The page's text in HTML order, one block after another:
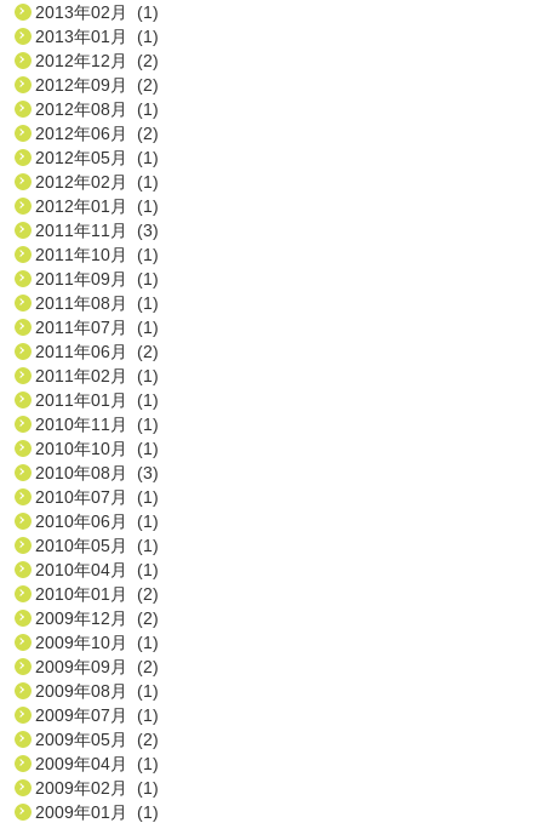
2013年02月 (1)
2013年01月 (1)
2012年12月 (2)
2012年09月 (2)
2012年08月 (1)
2012年06月 (2)
2012年05月 (1)
2012年02月 (1)
2012年01月 (1)
2011年11月 (3)
2011年10月 (1)
2011年09月 (1)
2011年08月 (1)
2011年07月 (1)
2011年06月 (2)
2011年02月 (1)
2011年01月 (1)
2010年11月 (1)
2010年10月 (1)
2010年08月 (3)
2010年07月 (1)
2010年06月 (1)
2010年05月 (1)
2010年04月 (1)
2010年01月 (2)
2009年12月 (2)
2009年10月 (1)
2009年09月 (2)
2009年08月 (1)
2009年07月 (1)
2009年05月 (2)
2009年04月 (1)
2009年02月 (1)
2009年01月 (1)